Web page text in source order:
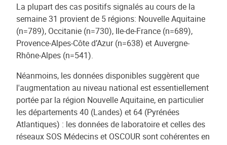
La plupart des cas positifs signalés au cours de la
semaine 31 provient de 5 régions: Nouvelle Aquitaine
(n=789), Occitanie (n=730), Ile-de-France (n=689),
Provence-Alpes-Côte d’Azur (n=638) et Auvergne-
Rhône-Alpes (n=541).
Néanmoins, les données disponibles suggèrent que
l'augmentation au niveau national est essentiellement
portée par la région Nouvelle Aquitaine, en particulier
les départements 40 (Landes) et 64 (Pyrénées
Atlantiques) : les données de laboratoire et celles des
réseaux SOS Médecins et OSCOUR sont cohérentes en